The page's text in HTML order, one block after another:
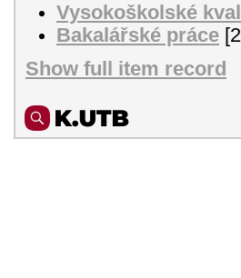
Vysokoškolské
Bakalářské práce
Show full item record